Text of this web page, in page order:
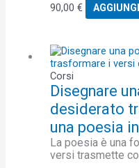
90,00 €
Corsi
Disegnare
desiderato
una poesia
La poesia è una
versi trasmette